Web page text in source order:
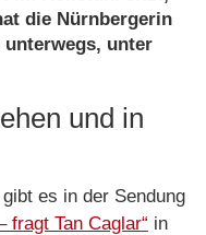
die Nürnbergerin
unterwegs, unter
und in
es in der Sendung
fragt Tan Caglar“ in